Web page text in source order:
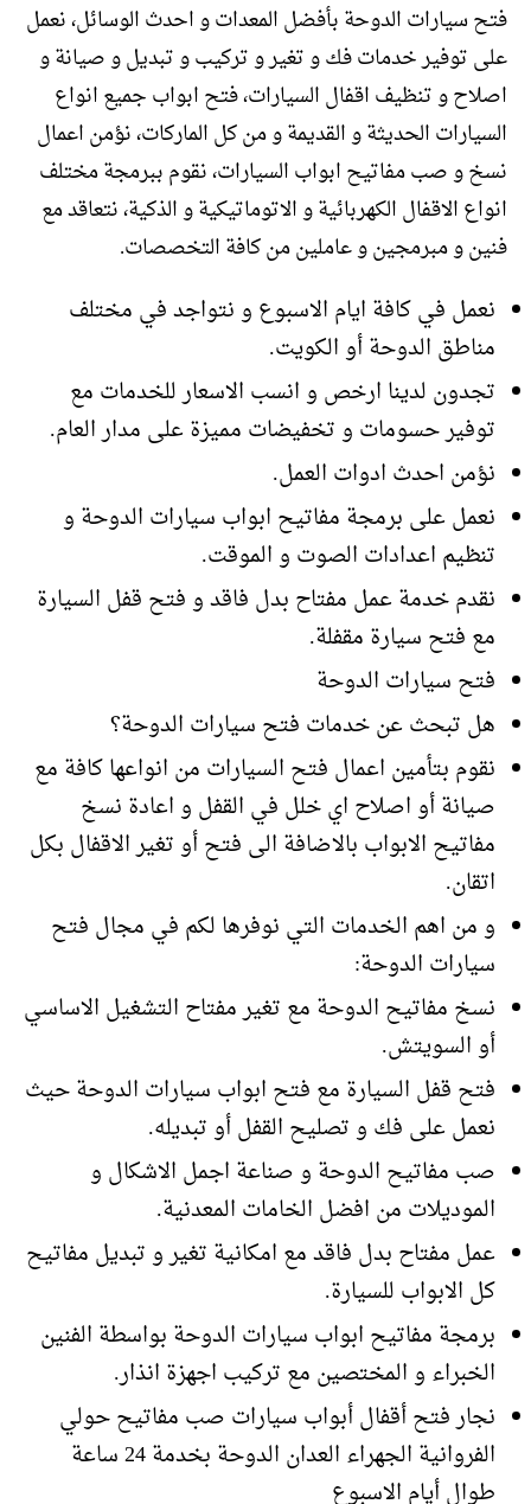
فتح سيارات الدوحة بأفضل المعدات و احدث الوسائل، نعمل
على توفير خدمات فك و تغير و تركيب و تبديل و صيانة و
اصلاح و تنظيف اقفال السيارات، فتح ابواب جميع انواع
السيارات الحديثة و القديمة و من كل الماركات، نؤمن اعمال
نسخ و صب مفاتيح ابواب السيارات، نقوم ببرمجة مختلف
انواع الاقفال الكهربائية و الاتوماتيكية و الذكية، نتعاقد مع
فنين و مبرمجين و عاملين من كافة التخصصات.
نعمل في كافة ايام الاسبوع و نتواجد في مختلف
مناطق الدوحة أو الكويت.
تجدون لدينا ارخص و انسب الاسعار للخدمات مع
توفير حسومات و تخفيضات مميزة على مدار العام.
نؤمن احدث ادوات العمل.
نعمل على برمجة مفاتيح ابواب سيارات الدوحة و
تنظيم اعدادات الصوت و الموقت.
نقدم خدمة عمل مفتاح بدل فاقد و فتح قفل السيارة
مع فتح سيارة مقفلة.
فتح سيارات الدوحة
هل تبحث عن خدمات فتح سيارات الدوحة؟
نقوم بتأمين اعمال فتح السيارات من انواعها كافة مع
صيانة أو اصلاح اي خلل في القفل و اعادة نسخ
مفاتيح الابواب بالاضافة الى فتح أو تغير الاقفال بكل
اتقان.
و من اهم الخدمات التي نوفرها لكم في مجال فتح
سيارات الدوحة:
نسخ مفاتيح الدوحة مع تغير مفتاح التشغيل الاساسي
أو السويتش.
فتح قفل السيارة مع فتح ابواب سيارات الدوحة حيث
نعمل على فك و تصليح القفل أو تبديله.
صب مفاتيح الدوحة و صناعة اجمل الاشكال و
الموديلات من افضل الخامات المعدنية.
عمل مفتاح بدل فاقد مع امكانية تغير و تبديل مفاتيح
كل الابواب للسيارة.
برمجة مفاتيح ابواب سيارات الدوحة بواسطة الفنين
الخبراء و المختصين مع تركيب اجهزة انذار.
نجار فتح أقفال أبواب سيارات صب مفاتيح حولي
الفروانية الجهراء العدان الدوحة بخدمة 24 ساعة
طوال أيام الاسبوع